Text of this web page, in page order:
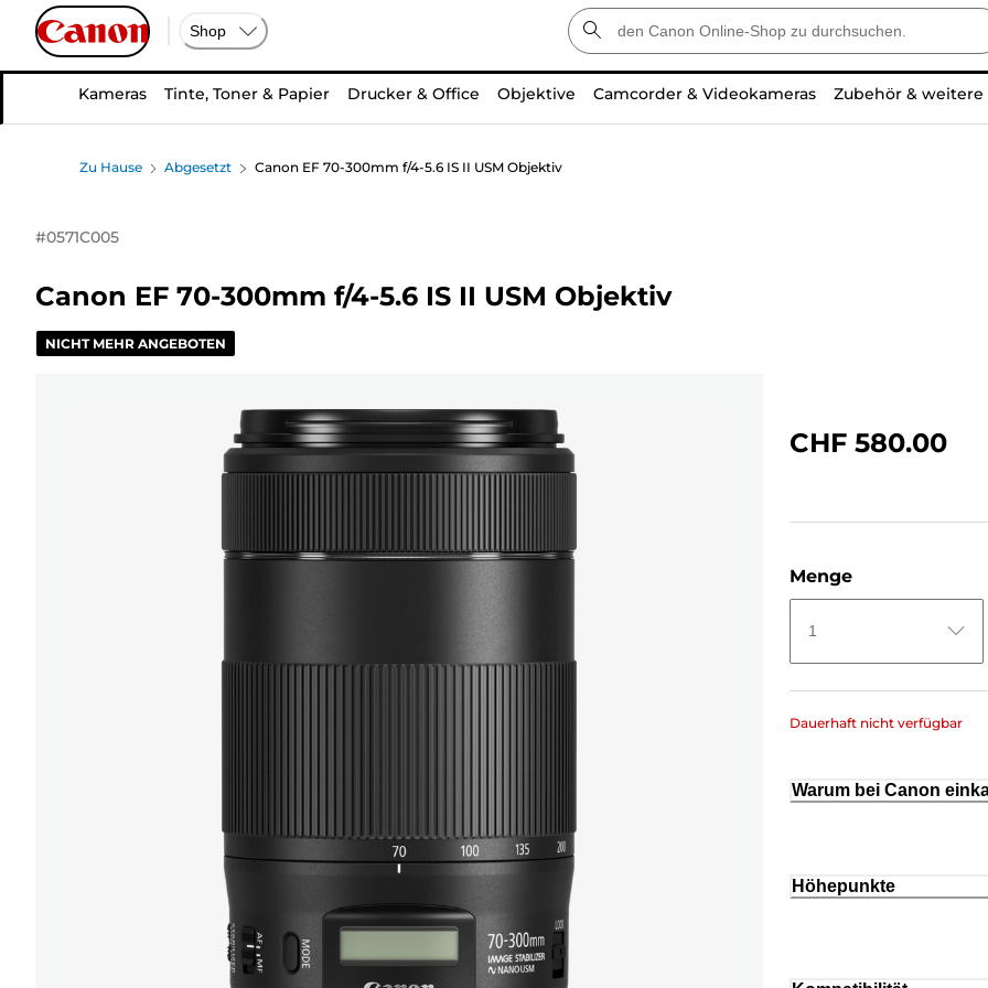
Shop
Kameras Tinte, Toner & Papier Drucker & Office Objektive Camcorder & Videokameras Zubehör &
Zu Hause Abgesetzt Canon EF 70-300mm f/4-5.6 IS II USM Objektiv
#0571C005
Canon EF 70-300mm f/4-5.6 IS II USM Objektiv
NICHT MEHR ANGEBOTEN
CHF 580.00
Menge
1
Dauerhaft nicht verfügbar
Warum bei Canon
Höhepunkte